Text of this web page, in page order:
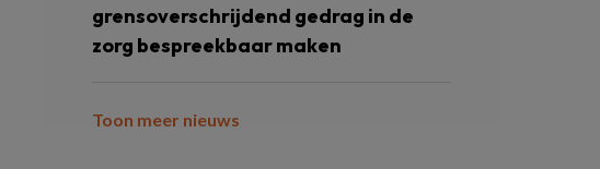
grensoverschrijdend gedrag in de
zorg bespreekbaar maken
Toon meer nieuws